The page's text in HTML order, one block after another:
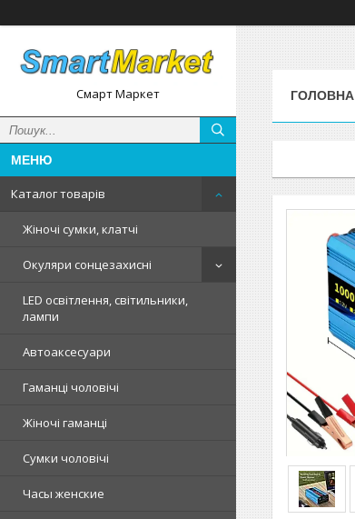
Смарт Маркет
Каталог товарів
Жіночі сумки, клатчі
Окуляри сонцезахисні
LED освітлення, світильники,
лампи
Автоаксесуари
Гаманці чоловічі
Жіночі гаманці
Сумки чоловічі
Часы женские
ГОЛОВНА